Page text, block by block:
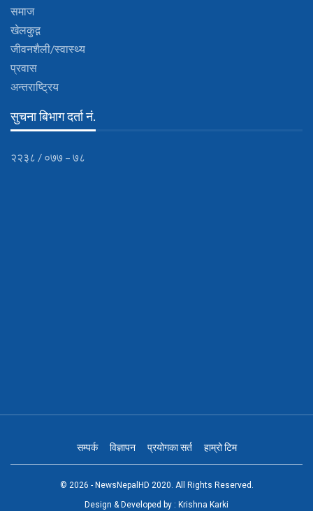
समाज
खेलकुद़़
जीवनशैली/स्वास्थ्य
प्रवास
अन्तराष्ट्रिय
सुचना बिभाग दर्ता नं.
२२३८ / ०७७ – ७८
सम्पर्क विज्ञापन प्रयोगका सर्त हाम्रो टिम
© 2026 - NewsNepalHD 2020. All Rights Reserved.
Design & Developed by : Krishna Karki